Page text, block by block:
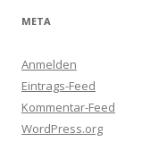
META
Anmelden
Eintrags-Feed
Kommentar-Feed
WordPress.org